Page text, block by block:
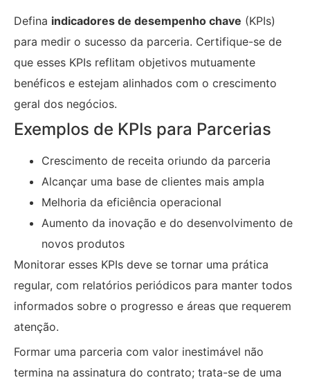
Defina indicadores de desempenho chave (KPIs)
para medir o sucesso da parceria. Certifique-se de
que esses KPIs reflitam objetivos mutuamente
benéficos e estejam alinhados com o crescimento
geral dos negócios.
Exemplos de KPIs para Parcerias
Crescimento de receita oriundo da parceria
Alcançar uma base de clientes mais ampla
Melhoria da eficiência operacional
Aumento da inovação e do desenvolvimento de
novos produtos
Monitorar esses KPIs deve se tornar uma prática
regular, com relatórios periódicos para manter todos
informados sobre o progresso e áreas que requerem
atenção.
Formar uma parceria com valor inestimável não
termina na assinatura do contrato; trata-se de uma